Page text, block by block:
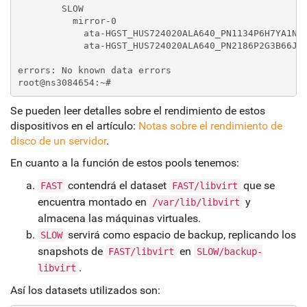
errors: No known data errors
root@ns3084654:~#
Se pueden leer detalles sobre el rendimiento de estos
dispositivos en el artículo: Notas sobre el rendimiento de
disco de un servidor.
En cuanto a la función de estos pools tenemos:
FAST contendrá el dataset FAST/libvirt que se
encuentra montado en
/var/lib/libvirt y
almacena las máquinas virtuales.
SLOW servirá como espacio de backup, replicando los
snapshots de FAST/libvirt en
SLOW/backup-
libvirt .
Así los datasets utilizados son: